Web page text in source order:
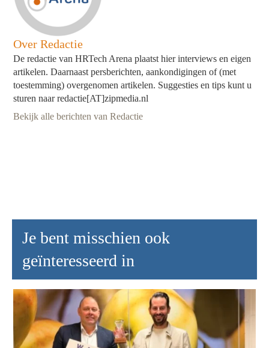
Over Redactie
De redactie van HRTech Arena plaatst hier interviews en eigen
artikelen. Daarnaast persberichten, aankondigingen of (met
toestemming) overgenomen artikelen. Suggesties en tips kunt u
sturen naar redactie[AT]zipmedia.nl
Bekijk alle berichten van Redactie
Je bent misschien ook
geïnteresseerd in